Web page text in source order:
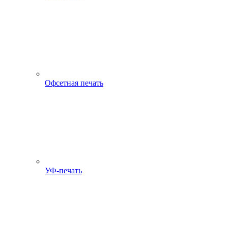
Офсетная печать
УФ-печать